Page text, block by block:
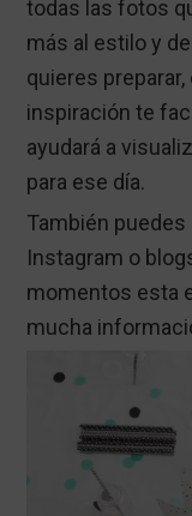
todas las fotos
más al estilo y
quieres
inspiración te
ayudará a
para ese día.
También
Instagram o
momentos esta
mucha